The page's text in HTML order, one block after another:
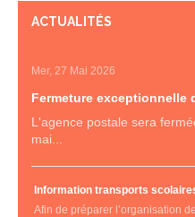
ACTUALITÉS
Mer, 27 Mai 2026
Fermeture exceptionnelle
L'agence postale sera
mai...
Information transports
Afin de préparer l’organisation